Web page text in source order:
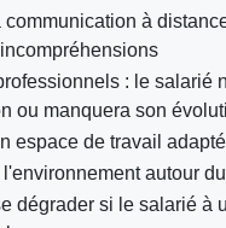
à
: le salarié
ou manquera son
espace de travail adapté
autour
dégrader si le salarié à